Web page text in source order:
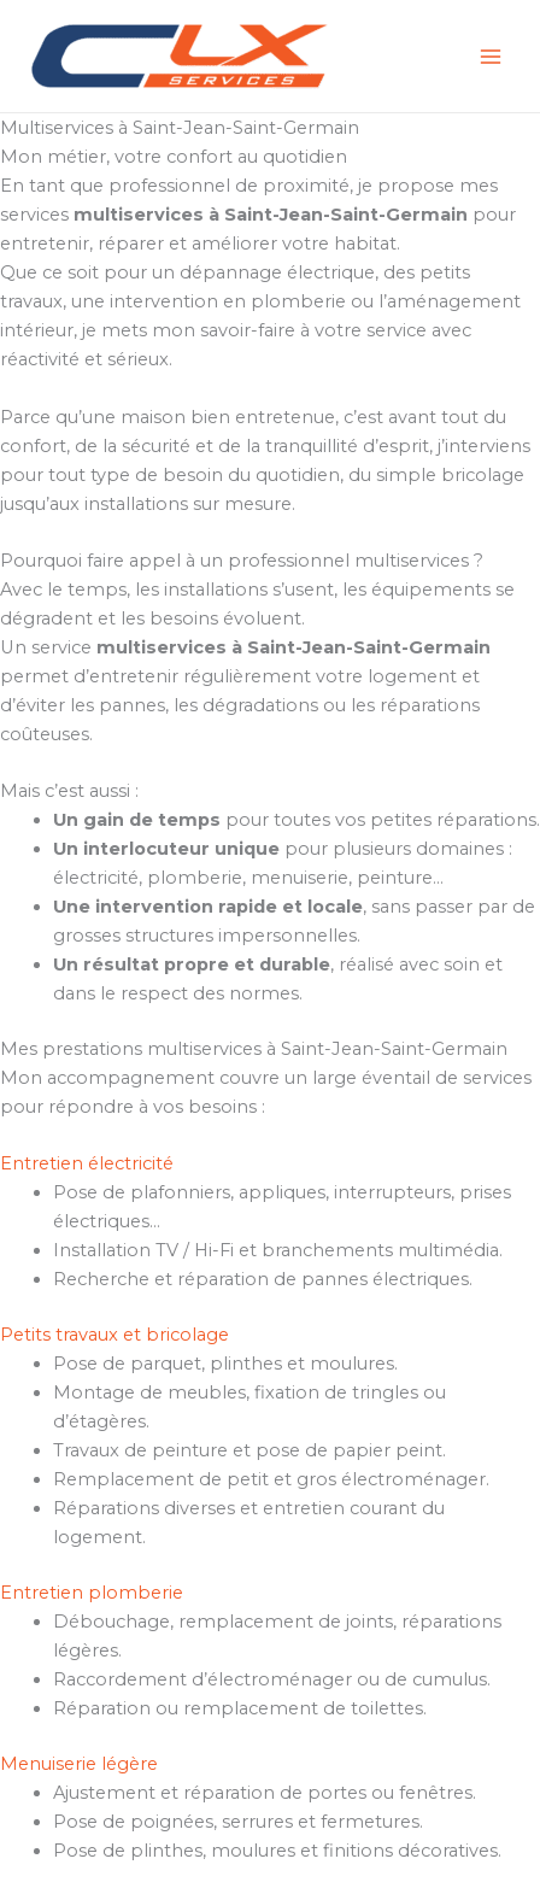
contenu
Multiservices à Saint-Jean-Saint-Germain
Mon métier, votre confort au quotidien
En tant que professionnel de proximité, je propose mes
services multiservices à Saint-Jean-Saint-Germain pour
entretenir, réparer et améliorer votre habitat.
Que ce soit pour un dépannage électrique, des petits
travaux, une intervention en plomberie ou l’aménagement
intérieur, je mets mon savoir-faire à votre service avec
réactivité et sérieux.
Parce qu’une maison bien entretenue, c’est avant tout du
confort, de la sécurité et de la tranquillité d’esprit, j’interviens
pour tout type de besoin du quotidien, du simple bricolage
jusqu’aux installations sur mesure.
Pourquoi faire appel à un professionnel multiservices ?
Avec le temps, les installations s’usent, les équipements se
dégradent et les besoins évoluent.
Un service multiservices à Saint-Jean-Saint-Germain
permet d’entretenir régulièrement votre logement et
d’éviter les pannes, les dégradations ou les réparations
coûteuses.
Mais c’est aussi :
Un gain de temps pour toutes vos petites réparations.
Un interlocuteur uniquepour plusieurs domaines :
électricité, plomberie, menuiserie, peinture…
Une intervention rapide et locale, sans passer par de
grosses structures impersonnelles.
Un résultat propre et durable, réalisé avec soin et
dans le respect des normes.
Mes prestations multiservices à Saint-Jean-Saint-Germain
Mon accompagnement couvre un large éventail de services
pour répondre à vos besoins :
Entretien électricité
Pose de plafonniers, appliques, interrupteurs, prises
électriques…
Installation TV / Hi-Fi et branchements multimédia.
Recherche et réparation de pannes électriques.
Petits travaux et bricolage
Pose de parquet, plinthes et moulures.
Montage de meubles, fixation de tringles ou
d’étagères.
Travaux de peinture et pose de papier peint.
Remplacement de petit et gros électroménager.
Réparations diverses et entretien courant du
logement.
Entretien plomberie
Débouchage, remplacement de joints, réparations
légères.
Raccordement d’électroménager ou de cumulus.
Réparation ou remplacement de toilettes.
Menuiserie légère
Ajustement et réparation de portes ou fenêtres.
Pose de poignées, serrures et fermetures.
Pose de plinthes, moulures et finitions décoratives.